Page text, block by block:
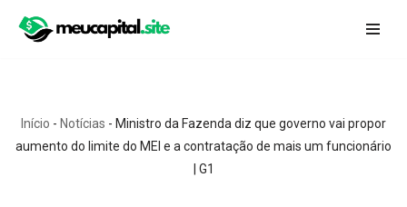
conteúdo
Início - Notícias - Ministro da Fazenda diz que governo vai propor
aumento do limite do MEI e a contratação de mais um funcionário
| G1